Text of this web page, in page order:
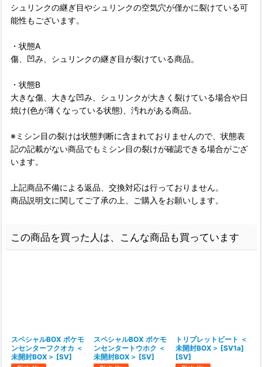
シュリンクの継ぎ目やシュリンクの空気穴が僅かに裂けている可
能性もございます。
・状態A
傷、凹み、シュリンクの継ぎ目が裂けている商品。
・状態B
大きな傷、大きな凹み、シュリンクが大きく裂けている場合や日
焼け(色が薄くなっている状態)、汚れがある商品。
※ミシン目の裂けは状態判断に含まれておりませんので、状態表
記の記載がない商品でもミシン目の裂けが確認できる場合がござ
います。
上記商品不備による返品、交換対応は行っておりません。
商品説明文に関してご了承の上、ご購入をお願いします。
この商品を買った人は、こんな商品も買っています
スペシャルBOX ポケモ
ンセンターフクオカ ＜
未開封BOX＞ [SV]
スペシャルBOX ポケモ
ンセンタートウホク ＜
未開封BOX＞ [SV]
トリプレットビート ＜
未開封BOX＞ [SV1a]
[SV]